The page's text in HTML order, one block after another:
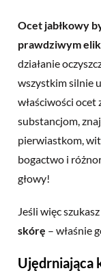
Ocet jabłkowy
prawdziwym
działanie
wszystkim silnie
właściwości
substancjom,
pierwiastkom,
bogactwo i
głowy!
Jeśli więc
skórę – właśnie
Ujędrniająca